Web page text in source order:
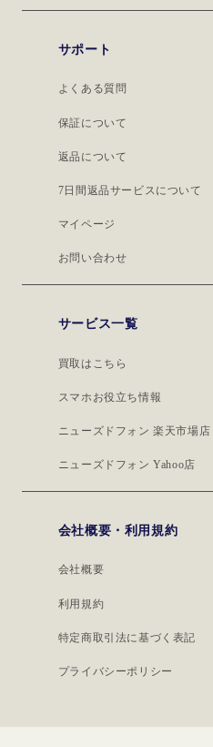
サポート
よくある質問
保証について
返品について
7日間返品サービスについて
マイページ
お問い合わせ
サービス一覧
買取はこちら
スマホお役立ち情報
ニューズドフォン 楽天市場店
ニューズドフォン Yahoo店
会社概要・利用規約
会社概要
利用規約
特定商取引法に基づく表記
プライバシーポリシー